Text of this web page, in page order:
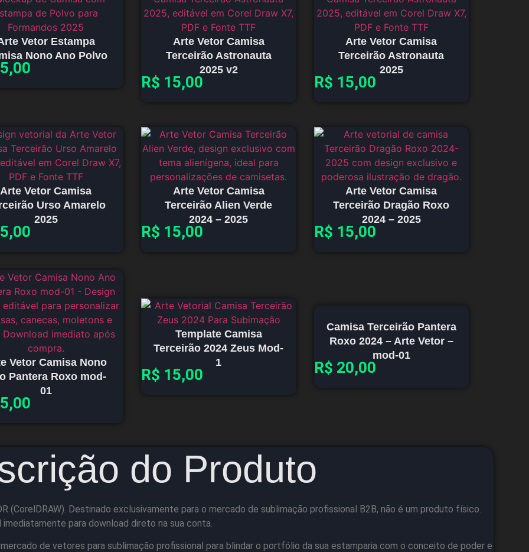
Vetor Estampa
Nono Ano Polvo
Arte Vetor Camisa
Terceirão Astronauta
2025 v2
R$ 15,00
Arte Vetor Camisa
Terceirão Astronauta
2025
R$ 15,00
Arte Vetor Camisa
Urso Amarelo
2025
Arte Vetor Camisa
Terceirão Alien Verde
2024 – 2025
R$ 15,00
Arte Vetor Camisa
Terceirão Dragão Roxo
2024 – 2025
R$ 15,00
Vetor Camisa Nono
Pantera Roxo mod-
01
Template Camisa
Terceirão 2024 Zeus Mod-
1
R$ 15,00
Camisa Terceirão Pantera
Roxo 2024 – Arte Vetor –
mod-01
R$ 20,00
do Produto
(CorelDRAW). Destinado exclusivamente para o mercado de sublimação profissional B2B, não é um produto físico.
para download direto na sua conta.
de vetores para sublimação profissional para blindar o portfólio da sua estamparia com o conceito de poder e